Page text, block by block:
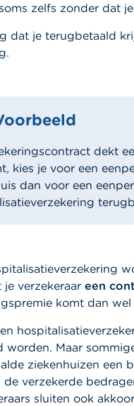
zelfs zonder dat
dat je terugbetaald
dekt
kies je voor een
dan voor een
je verzekeraar een
komt dan
worden. Maar
ziekenhuizen een
verzekerde
sluiten ook